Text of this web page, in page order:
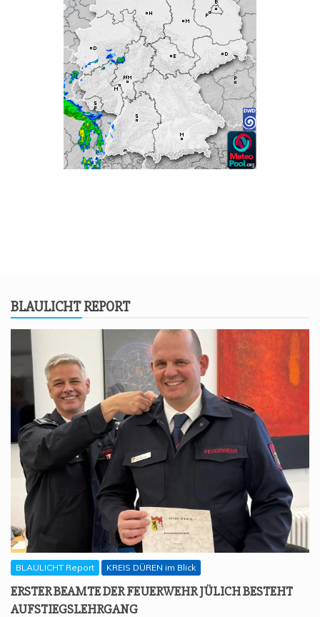
BLAU­LICHT REPORT
BLAULICHT Report KREIS DÜREN im Blick
ERS­TER BEAM­TE DER FEU­ER­WEHR JÜLICH BESTEHT
AUFSTIEGSLEHRGANG